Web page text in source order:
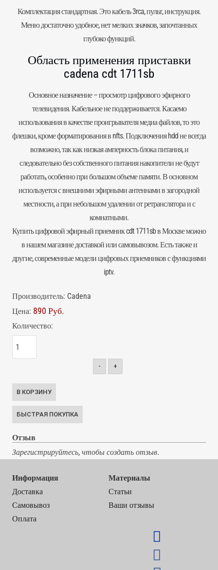
Комплектация стандартная. Это кабель 3rca, пульт, инструкция.
Меню достаточно удобное, нет мелких значков, започтанных
глубоко функций.
Область применения приставки
cadena cdt 1711sb
Основное назначение – просмотр цифрового эфирного
телевидения. Кабельное не поддерживается. Касаемо
использования в качестве проигрывателя медиа файлов, то это
флешки, кроме форматирования в nfts. Подключения hdd не всегда
возможно, так как низкая амперность блока питания, и
следовательно без собственного питания накопители не будут
работать, особенно при большом объеме памяти. В основном
используется с внешними эфирными антеннами в загородной
местности, а при небольшом удалении от ретранслятора и с
комнатными.
Купить цифровой эфирный приемник cdt 1711sb в Москве можно
в нашем магазине доставкой или самовывозом. Есть также и
другие, современные модели цифровых приемников с функциями
iptv.
Производитель: Cadena
Цена: 890 Руб.
Количество:
- +
Отзыв
Зарегистрируйтесь, чтобы создать отзыв.
Информация
Доставка
Самовывоз
Оплата
Материалы
Статьи
Ваши отзывы